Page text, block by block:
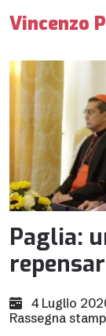
Vincenzo
Paglia:
4 Luglio
Rassegna